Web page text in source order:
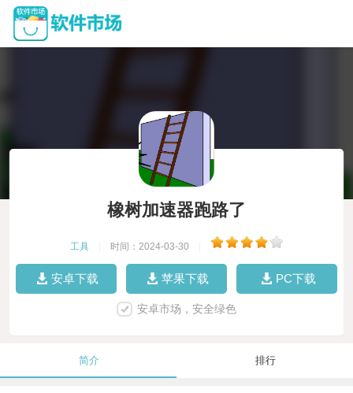
橡树加速器跑路了
工具 时间：2024-03-30
安卓下载 苹果下载 PC下载
安卓市场，安全绿色
简介 排行